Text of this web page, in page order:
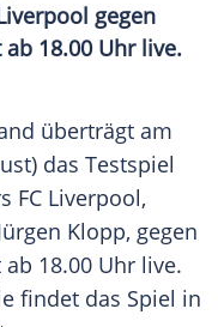
gegen
18.00 Uhr live.
überträgt am
das Testspiel
FC Liverpool,
Klopp, gegen
ab 18.00 Uhr live.
findet das Spiel in